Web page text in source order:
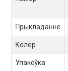
Прыкладанне
Колер
Упакоўка